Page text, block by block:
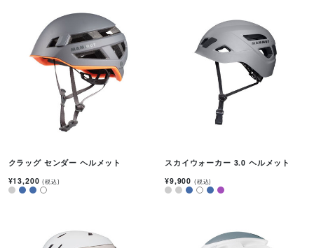
クラッグ センダー ヘルメット
¥13,200(税込)
スカイウォーカー 3.0 ヘルメット
¥9,900 (税込)